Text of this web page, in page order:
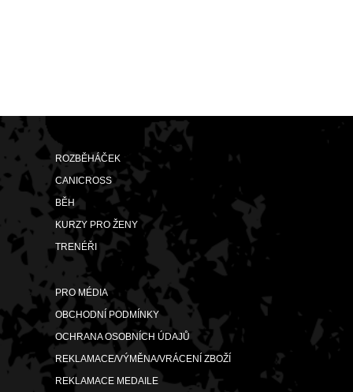
ROZBĚHÁČEK
CANICROSS
BĚH
KURZY PRO ŽENY
TRENÉŘI
PRO MÉDIA
OBCHODNÍ PODMÍNKY
OCHRANA OSOBNÍCH ÚDAJŮ
REKLAMACE/VÝMĚNA/VRÁCENÍ ZBOŽÍ
REKLAMACE MEDAILE